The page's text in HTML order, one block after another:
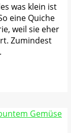
was klein ist
eine Quiche
weil sie eher
Zumindest